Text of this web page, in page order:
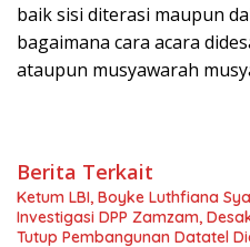
baik sisi diterasi maupun
bagaimana cara acara
ataupun musyawarah
Berita Terkait
Ketum LBI, Boyke Luthfiana
Investigasi DPP Zamzam,
Tutup Pembangunan Datatel